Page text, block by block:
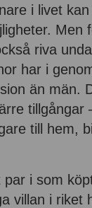
i livet
Men
riva
har i
än män.
tillgångar
till hem,
i som
villan i riket